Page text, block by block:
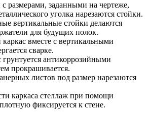
с размерами, заданными на чертеже,
уголка нарезаются стойки.
вертикальные стойки делаются
для будущих полок.
вместе с вертикальными
сварке.
грунтуется антикоррозийными
прокрашивается.
листов под размер нарезаются
каркаса стеллаж при помощи
фиксируется к стене.